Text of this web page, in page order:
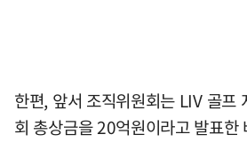
한편, 앞서 조직위원회는 LIV 골프
회 총상금을 20억원이라고 발표한